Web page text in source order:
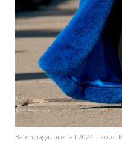
Balenciaga, pre-fall 2024 – Foto: